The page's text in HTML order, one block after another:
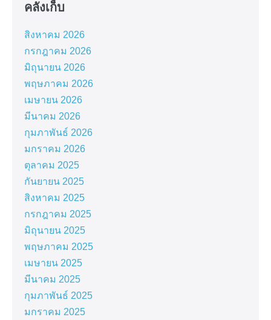
คลังเก็บ
สิงหาคม 2026
กรกฎาคม 2026
มิถุนายน 2026
พฤษภาคม 2026
เมษายน 2026
มีนาคม 2026
กุมภาพันธ์ 2026
มกราคม 2026
ตุลาคม 2025
กันยายน 2025
สิงหาคม 2025
กรกฎาคม 2025
มิถุนายน 2025
พฤษภาคม 2025
เมษายน 2025
มีนาคม 2025
กุมภาพันธ์ 2025
มกราคม 2025